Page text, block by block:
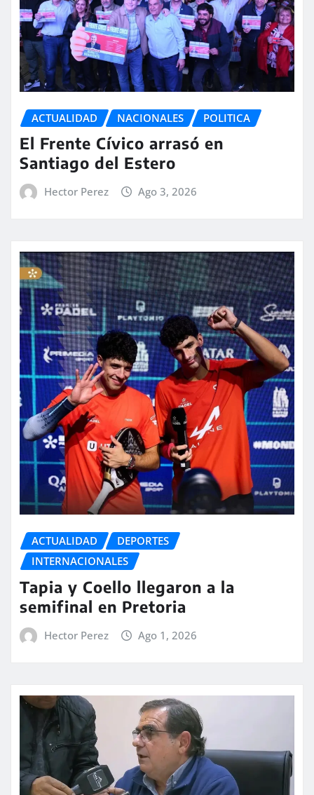
ACTUALIDAD NACIONALES POLITICA
El Frente Cívico arrasó en
Santiago del Estero
Hector Perez Ago 3, 2026
ACTUALIDAD
DEPORTES
INTERNACIONALES
Tapia y Coello llegaron a la
semifinal en Pretoria
Hector Perez Ago 1, 2026